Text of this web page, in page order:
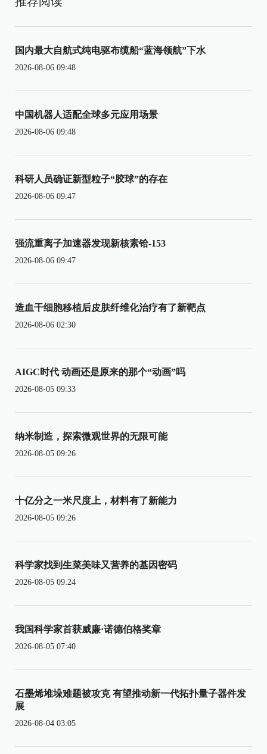
国内最大自航式纯电驱布缆船“蓝海领航”下水
2026-08-06 09:48
中国机器人适配全球多元应用场景
2026-08-06 09:48
科研人员确证新型粒子“胶球”的存在
2026-08-06 09:47
强流重离子加速器发现新核素铪-153
2026-08-06 09:47
造血干细胞移植后皮肤纤维化治疗有了新靶点
2026-08-06 02:30
AIGC时代 动画还是原来的那个“动画”吗
2026-08-05 09:33
纳米制造，探索微观世界的无限可能
2026-08-05 09:26
十亿分之一米尺度上，材料有了新能力
2026-08-05 09:26
科学家找到生菜美味又营养的基因密码
2026-08-05 09:24
我国科学家首获威廉·诺德伯格奖章
2026-08-05 07:40
石墨烯堆垛难题被攻克 有望推动新一代拓扑量子器件发
展
2026-08-04 03:05